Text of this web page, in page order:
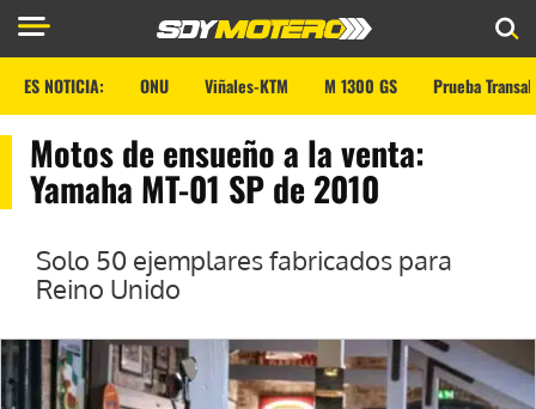
ES NOTICIA: ONU Viñales-KTM M 1300 GS Prueba
Motos de ensueño a la venta:
Yamaha MT-01 SP de 2010
Solo 50 ejemplares fabricados para
Reino Unido